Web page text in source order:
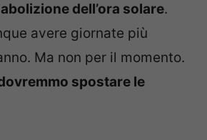
abolizione dell’ora solare.
avere giornate più
Ma non per il momento.
spostare le